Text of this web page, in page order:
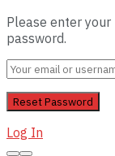
Please enter
password.
Log In